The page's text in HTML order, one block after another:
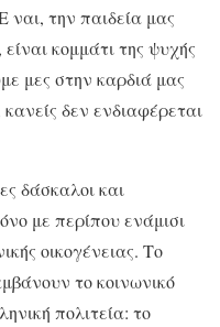
την παιδεία μας
κομμάτι της ψυχής
μες στην καρδιά μας
δεν ενδιαφέρεται
δάσκαλοι και
με περίπου ενάμισι
οικογένειας. Το
το κοινωνικό
πολιτεία: το